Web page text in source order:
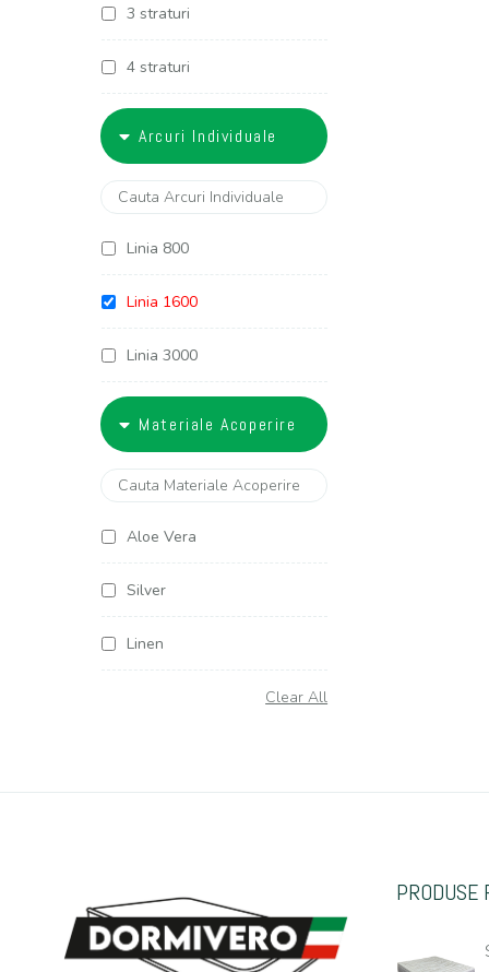
3 straturi
4 straturi
Arcuri Individuale
Linia 800
Linia 1600
Linia 3000
Materiale Acoperire
Aloe Vera
Silver
Linen
Casmir
Jacquard
Clear All
PRODUSE